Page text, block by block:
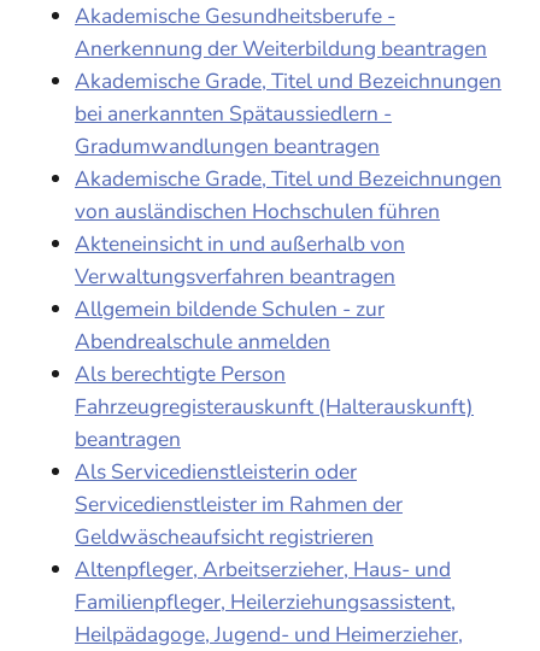
Akademische Gesundheitsberufe -
Anerkennung der Weiterbildung beantragen
Akademische Grade, Titel und Bezeichnungen
bei anerkannten Spätaussiedlern -
Gradumwandlungen beantragen
Akademische Grade, Titel und Bezeichnungen
von ausländischen Hochschulen führen
Akteneinsicht in und außerhalb von
Verwaltungsverfahren beantragen
Allgemein bildende Schulen - zur
Abendrealschule anmelden
Als berechtigte Person
Fahrzeugregisterauskunft (Halterauskunft)
beantragen
Als Servicedienstleisterin oder
Servicedienstleister im Rahmen der
Geldwäscheaufsicht registrieren
Altenpfleger, Arbeitserzieher, Haus- und
Familienpfleger, Heilerziehungsassistent,
Heilpädagoge, Jugend- und Heimerzieher,